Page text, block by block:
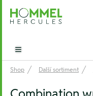
Hommel Hercules
Open main menu
Shop Další sortiment